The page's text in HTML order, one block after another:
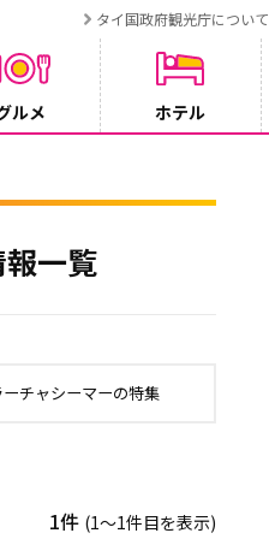
タイ国政府観光庁について
ルメ ホテル
一覧
チャシーマーの特集
1件 (1〜1件目を表示)